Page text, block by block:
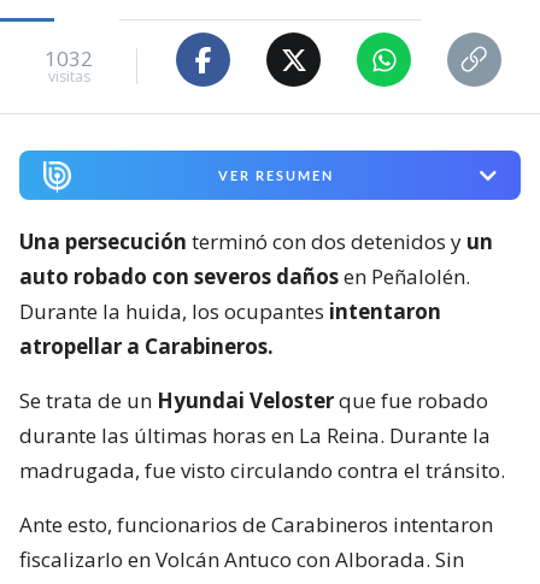
1032
visitas
VER RESUMEN
Una persecución terminó con dos detenidos y un
auto robado con severos dañosen Peñalolén.
Durante la huida, los ocupantes intentaron
atropellar a Carabineros.
Se trata de un Hyundai Velosterque fue robado
durante las últimas horas en La Reina. Durante la
madrugada, fue visto circulando contra el tránsito.
Ante esto, funcionarios de Carabineros intentaron
fiscalizarlo en Volcán Antuco con Alborada. Sin